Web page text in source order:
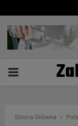
PRIMARY
Strona Główna